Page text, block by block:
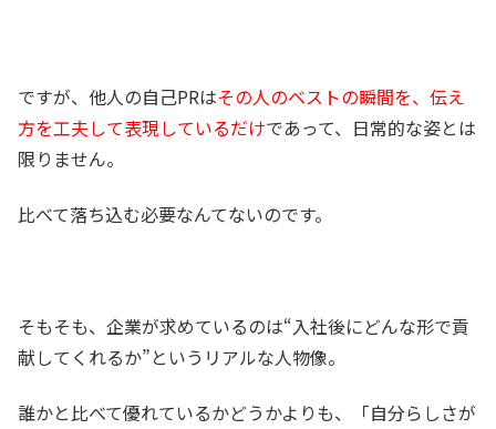
ですが、他人の自己PRはその人のベストの瞬間を、伝え
方を工夫して表現しているだけであって、日常的な姿とは
限りません。
比べて落ち込む必要なんてないのです。
そもそも、企業が求めているのは“入社後にどんな形で貢
献してくれるか”というリアルな人物像。
誰かと比べて優れているかどうかよりも、「自分らしさが